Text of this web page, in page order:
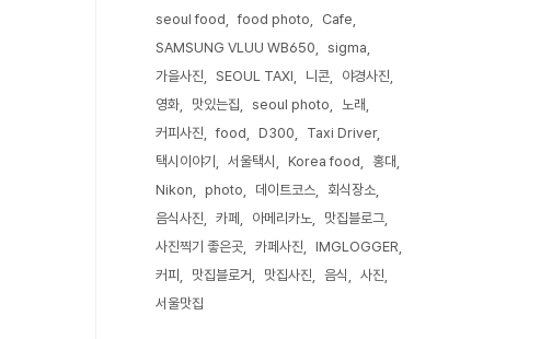
seoul food
food photo
Cafe
SAMSUNG VLUU WB650
sigma
가을사진
SEOUL TAXI 니콘
야경사진
영화
맛있는집 seoul photo
노래
커피사진
food D300
Taxi Driver
택시이야기
서울택시 Korea food
홍대
Nikon
photo 데이트코스
회식장소
음식사진
카페 아메리카노
맛집블로그
사진찍기 좋은곳
카페사진
IMGLOGGER
커피
맛집블로거 맛집사진 음식
사진
서울맛집